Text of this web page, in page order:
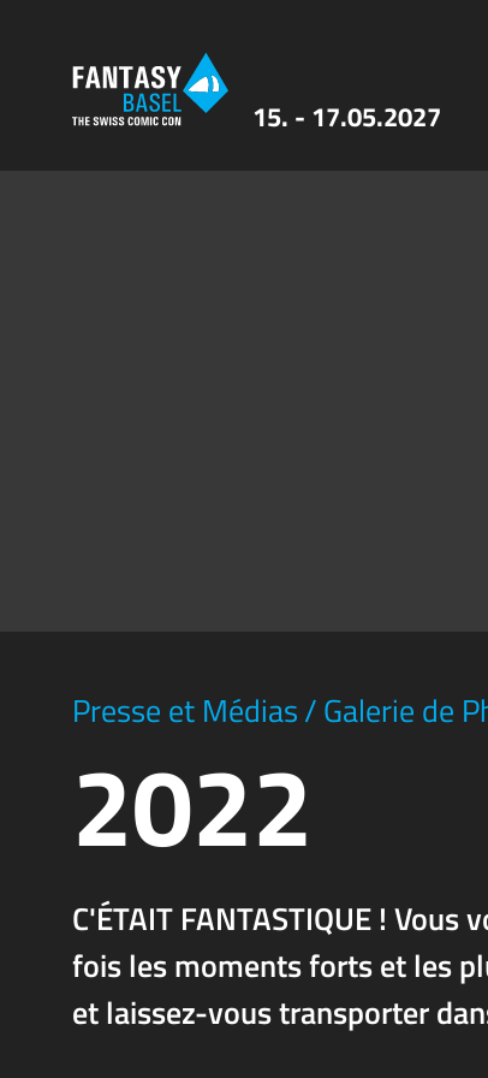
15. - 17.05.2027
Presse et Médias/Galerie de
2022
C'ÉTAIT FANTASTIQUE !
fois les moments forts et les
et laissez-vous transporter